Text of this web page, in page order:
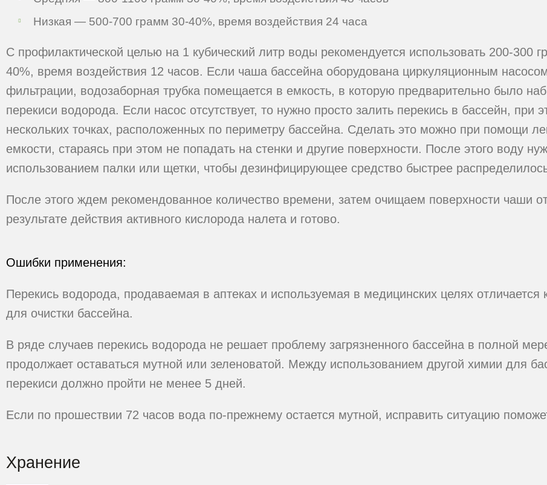
Низкая — 500-700 грамм 30-40%, время воздействия 24 часа
С профилактической целью на 1 кубический литр воды рекомендуется использовать 200-300
40%, время воздействия 12 часов. Если чаша бассейна оборудована циркуляционным
фильтрации, водозаборная трубка помещается в емкость, в которую предварительно было
перекиси водорода. Если насос отсутствует, то нужно просто залить перекись в бассейн, при
нескольких точках, расположенных по периметру бассейна. Сделать это можно при помощи
емкости, стараясь при этом не попадать на стенки и другие поверхности. После этого воду
использованием палки или щетки, чтобы дезинфицирующее средство быстрее
После этого ждем рекомендованное количество времени, затем очищаем поверхности чаши
результате действия активного кислорода налета и готово.
Ошибки применения:
Перекись водорода, продаваемая в аптеках и используемая в медицинских целях отличается
для очистки бассейна.
В ряде случаев перекись водорода не решает проблему загрязненного бассейна в полной
продолжает оставаться мутной или зеленоватой. Между использованием другой химии для
перекиси должно пройти не менее 5 дней.
Если по прошествии 72 часов вода по-прежнему остается мутной, исправить ситуацию
Хранение